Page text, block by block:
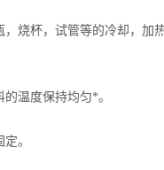
烧杯，试管等的冷却，加
温度保持均匀*。
。